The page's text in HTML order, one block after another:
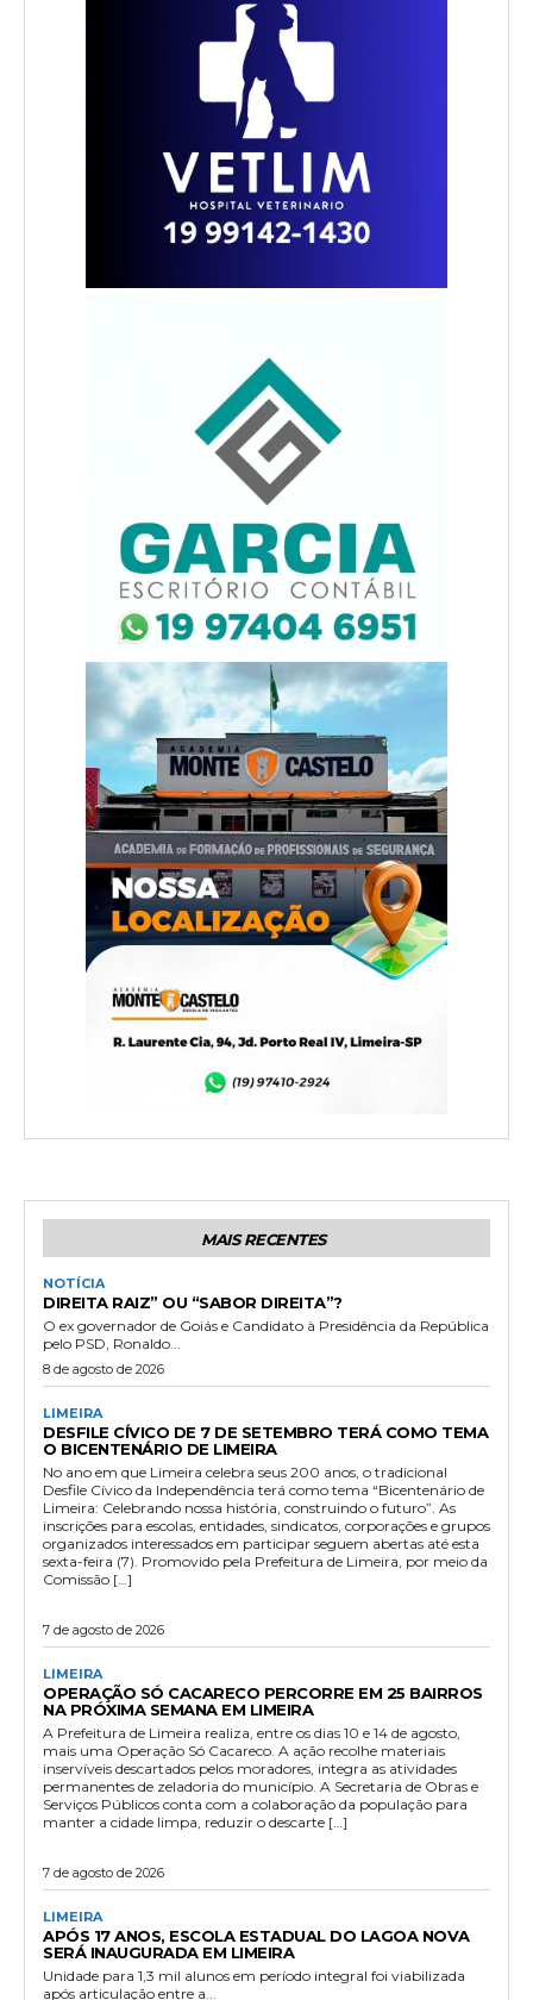
MAIS RECENTES
NOTÍCIA
DIREITA RAIZ” OU “SABOR DIREITA”?
O ex governador de Goiás e Candidato à Presidência da República
pelo PSD, Ronaldo...
8 de agosto de 2026
LIMEIRA
DESFILE CÍVICO DE 7 DE SETEMBRO TERÁ COMO TEMA
O BICENTENÁRIO DE LIMEIRA
No ano em que Limeira celebra seus 200 anos, o tradicional
Desfile Cívico da Independência terá como tema “Bicentenário de
Limeira: Celebrando nossa história, construindo o futuro”. As
inscrições para escolas, entidades, sindicatos, corporações e grupos
organizados interessados em participar seguem abertas até esta
sexta-feira (7). Promovido pela Prefeitura de Limeira, por meio da
Comissão […]
7 de agosto de 2026
LIMEIRA
OPERAÇÃO SÓ CACARECO PERCORRE EM 25 BAIRROS
NA PRÓXIMA SEMANA EM LIMEIRA
A Prefeitura de Limeira realiza, entre os dias 10 e 14 de agosto,
mais uma Operação Só Cacareco. A ação recolhe materiais
inservíveis descartados pelos moradores, integra as atividades
permanentes de zeladoria do município. A Secretaria de Obras e
Serviços Públicos conta com a colaboração da população para
manter a cidade limpa, reduzir o descarte […]
7 de agosto de 2026
LIMEIRA
APÓS 17 ANOS, ESCOLA ESTADUAL DO LAGOA NOVA
SERÁ INAUGURADA EM LIMEIRA
Unidade para 1,3 mil alunos em período integral foi viabilizada
após articulação entre a...